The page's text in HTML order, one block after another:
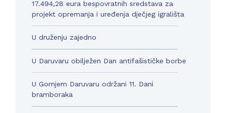
17.494,28 eura bespovratnih sredstava za
projekt opremanja i uređenja dječjeg igrališta
U druženju zajedno
U Daruvaru obilježen Dan antifašističke borbe
U Gornjem Daruvaru održani 11. Dani
bramboraka